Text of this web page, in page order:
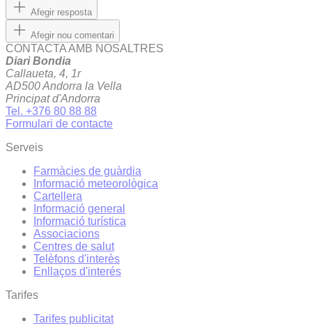
Afegir resposta
Afegir nou comentari
CONTACTA AMB NOSALTRES
Diari Bondia
Callaueta, 4, 1r
AD500 Andorra la Vella
Principat d'Andorra
Tel. +376 80 88 88
Formulari de contacte
Serveis
Farmàcies de guàrdia
Informació meteorològica
Cartellera
Informació general
Informació turística
Associacions
Centres de salut
Telèfons d'interès
Enllaços d'interés
Tarifes
Tarifes publicitat